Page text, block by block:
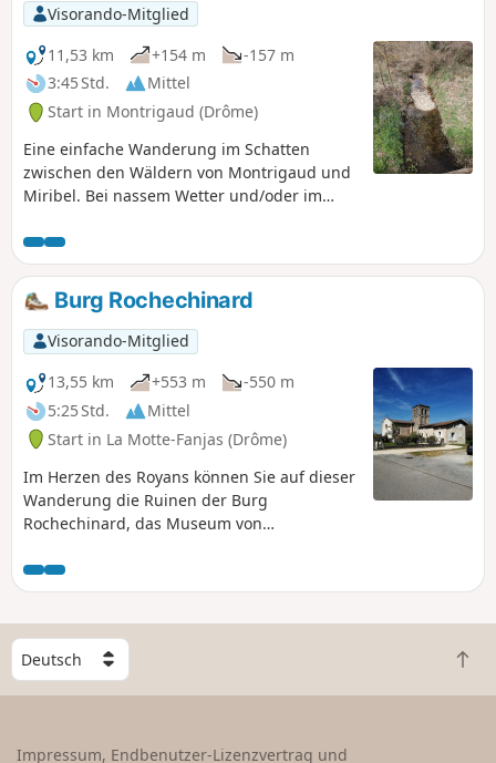
Visorando-Mitglied
11,53 km
+154 m
-157 m
3:45 Std.
Mittel
Start in Montrigaud (Drôme)
Eine einfache Wanderung im Schatten
zwischen den Wäldern von Montrigaud und
Miribel. Bei nassem Wetter und/oder im
Gutes Schuhwerk ist daher unerlässlich.
Burg Rochechinard
Visorando-Mitglied
13,55 km
+553 m
-550 m
5:25 Std.
Mittel
Start in La Motte-Fanjas (Drôme)
Im Herzen des Royans können Sie auf dieser
Wanderung die Ruinen der Burg
Rochechinard, das Museum von
schöne Aussicht auf die Hügel des Royans
und die Berge des Vercors entdecken.
W
ä
h
Z
u
Impressum, Endbenutzer-Lizenzvertrag und